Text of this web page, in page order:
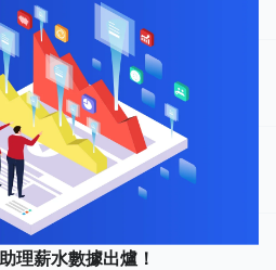
理薪水數據出爐！